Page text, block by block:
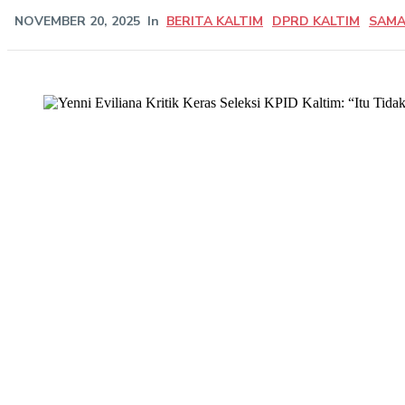
NOVEMBER 20, 2025 In BERITA KALTIM DPRD KALTIM